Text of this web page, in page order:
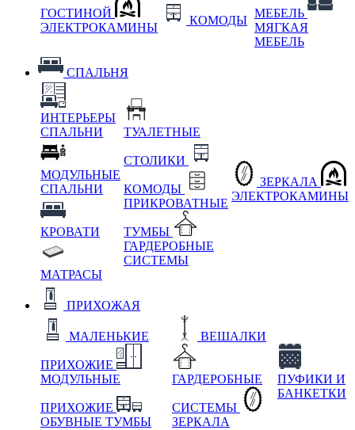
ГОСТИНОЙ
ЭЛЕКТРОКАМИНЫ
КОМОДЫ
МЕБЕЛЬ
МЯГКАЯ
МЕБЕЛЬ
СПАЛЬНЯ
ИНТЕРЬЕРЫ
СПАЛЬНИ
МОДУЛЬНЫЕ
СПАЛЬНИ
КРОВАТИ
МАТРАСЫ
ТУАЛЕТНЫЕ
СТОЛИКИ
КОМОДЫ
ПРИКРОВАТНЫЕ
ТУМБЫ
ГАРДЕРОБНЫЕ
СИСТЕМЫ
ЗЕРКАЛА
ЭЛЕКТРОКАМИНЫ
ПРИХОЖАЯ
МАЛЕНЬКИЕ
ПРИХОЖИЕ
МОДУЛЬНЫЕ
ПРИХОЖИЕ
ОБУВНЫЕ ТУМБЫ
ВЕШАЛКИ
ГАРДЕРОБНЫЕ
СИСТЕМЫ
ЗЕРКАЛА
ПУФИКИ И
БАНКЕТКИ